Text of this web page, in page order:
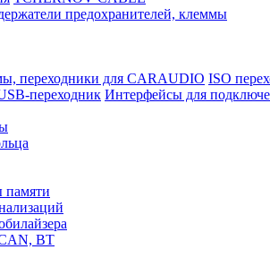
предохранителей, клеммы
переходники для CARAUDIO ISO
переходник Интерфейсы для
памяти
BT